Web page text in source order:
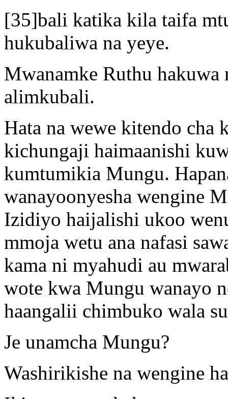
[35]bali katika kila taifa
hukubaliwa na yeye.
Mwanamke Ruthu
alimkubali.
Hata na wewe kitendo
kichungaji haimaanishi
kumtumikia Mungu.
wanayoonyesha wengine
Izidiyo haijalishi ukoo
mmoja wetu ana nafasi
kama ni myahudi au
wote kwa Mungu wanayo
haangalii chimbuko wala
Je unamcha Mungu?
Washirikishe na wengine